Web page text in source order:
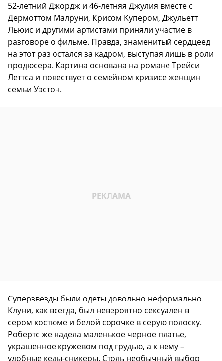
52-летний Джордж и 46-летняя Джулия вместе с
Дермоттом Малруни, Крисом Купером, Джульетт
Льюис и другими артистами приняли участие в
разговоре о фильме. Правда, знаменитый сердцеед
на этот раз остался за кадром, выступая лишь в роли
продюсера. Картина основана на романе Трейси
Леттса и повествует о семейном кризисе женщин
семьи Уэстон.
Суперзвезды были одеты довольно неформально.
Клуни, как всегда, был невероятно сексуален в
сером костюме и белой сорочке в серую полоску.
Робертс же надела маленькое черное платье,
украшенное кружевом под грудью, а к нему –
удобные кеды-сникеры. Столь необычный выбор